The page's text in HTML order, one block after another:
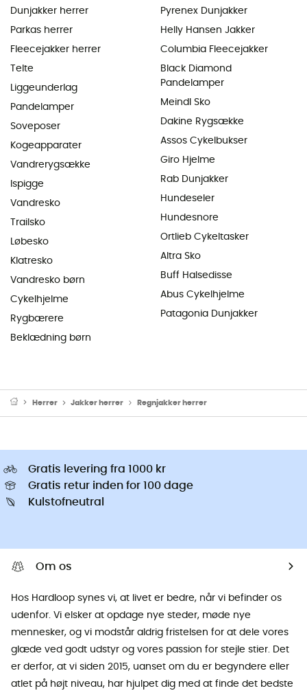
Dunjakker herrer
Parkas herrer
Fleecejakker herrer
Telte
Liggeunderlag
Pandelamper
Soveposer
Kogeapparater
Vandrerygsække
Ispigge
Vandresko
Trailsko
Løbesko
Klatresko
Vandresko børn
Cykelhjelme
Rygbærere
Beklædning børn
Pyrenex Dunjakker
Helly Hansen Jakker
Columbia Fleecejakker
Black Diamond
Pandelamper
Meindl Sko
Dakine Rygsække
Assos Cykelbukser
Giro Hjelme
Rab Dunjakker
Hundeseler
Hundesnore
Ortlieb Cykeltasker
Altra Sko
Buff Halsedisse
Abus Cykelhjelme
Patagonia Dunjakker
Herrer Jakker herrer Regnjakker herrer
Gratis levering fra 1000 kr
Gratis retur inden for 100 dage
Kulstofneutral
Om os
Hos Hardloop synes vi, at livet er bedre, når vi befinder os
udenfor. Vi elsker at opdage nye steder, møde nye
mennesker, og vi modstår aldrig fristelsen for at dele vores
glæde ved godt udstyr og vores passion for stejle stier. Det
er derfor, at vi siden 2015, uanset om du er begyndere eller
atlet på højt niveau, har hjulpet dig med at finde det bedste